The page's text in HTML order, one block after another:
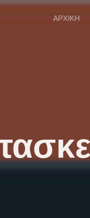
ΑΡΧΙΚΗ